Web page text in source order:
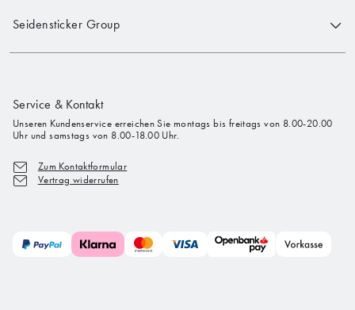
Seidensticker Group
Service & Kontakt
Unseren Kundenservice erreichen Sie montags bis freitags von 8.00-20.00
Uhr und samstags von 8.00-18.00 Uhr.
Zum Kontaktformular
Vertrag widerrufen